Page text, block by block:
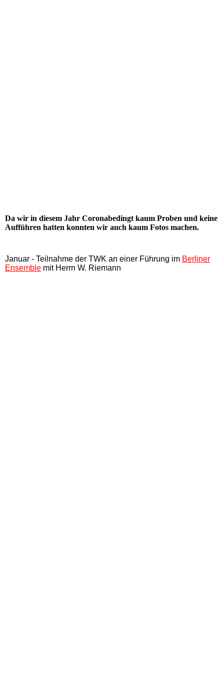
Da wir in diesem Jahr Coronabedingt kaum Proben und keine
Aufführen hatten konnten wir auch kaum Fotos machen.
Januar - Teilnahme der TWK an einer Führung im Berliner
Ensemble mit Herrn W. Riemann